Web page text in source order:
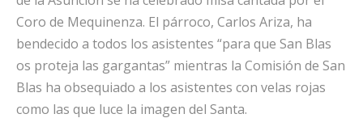
Coro de Mequinenza. El párroco, Carlos Ariza, ha
bendecido a todos los asistentes “para que San Blas
os proteja las gargantas” mientras la Comisión de San
Blas ha obsequiado a los asistentes con velas rojas
como las que luce la imagen del Santa.